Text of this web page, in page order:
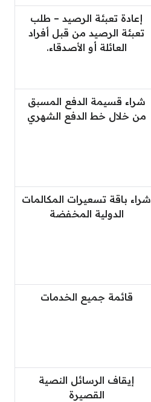
إعادة تعبئة الرصيد – طلب
تعبئة الرصيد من قبل أفراد
العائلة أو الأصدقاء.
شراء قسيمة الدفع المسبق
من خلال خط الدفع الشهري
شراء باقة تسعيرات المكالمات
الدولية المخفضة
قائمة جميع الخدمات
إيقاف الرسائل النصية
القصيرة